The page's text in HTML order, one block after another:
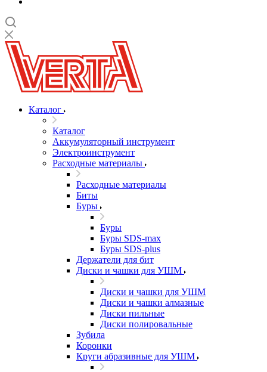
Каталог
Каталог
Аккумуляторный инструмент
Электроинструмент
Расходные материалы
Расходные материалы
Биты
Буры
Буры
Буры SDS-max
Буры SDS-plus
Держатели для бит
Диски и чашки для УШМ
Диски и чашки для УШМ
Диски и чашки алмазные
Диски пильные
Диски полировальные
Зубила
Коронки
Круги абразивные для УШМ